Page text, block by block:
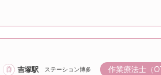
吉塚駅 ステーション博多 作業療法士（